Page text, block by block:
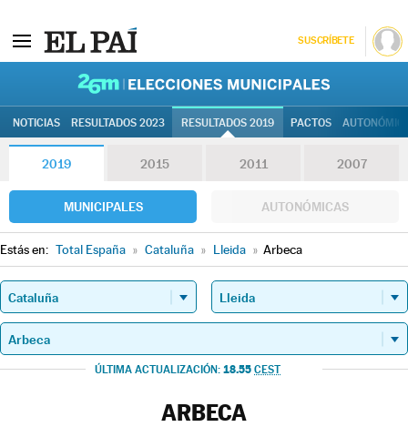
SUSCRÍBETE
NOTICIAS RESULTADOS 2023 RESULTADOS 2019 PACTOS
2019 2015 2011 2007
MUNICIPALES AUTONÓMICAS
Estás en: Total España » Cataluña » Lleida » Arbeca
ÚLTIMA ACTUALIZACIÓN: 18.55 CEST
ARBECA